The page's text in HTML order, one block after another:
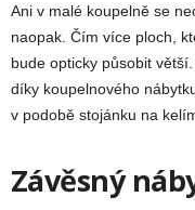
Ani v malé koupelně se
naopak. Čím více ploch,
bude opticky působit
díky koupelnového
v podobě stojánku na
Závěsný